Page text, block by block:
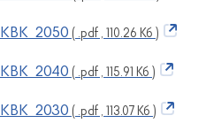
2050 ( .pdf , 110.26 Кб )
2040 ( .pdf , 115.91 Кб )
2030 ( .pdf , 113.07 Кб )